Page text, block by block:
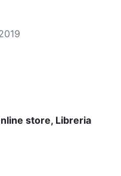
store, Libreria